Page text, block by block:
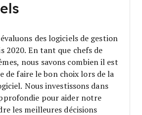
des logiciels de gestion
2020. En tant que chefs de
nous savons combien il est
de faire le bon choix lors de la
Nous investissons dans
pour aider notre
les meilleures décisions